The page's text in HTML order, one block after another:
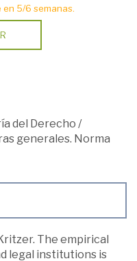
en 5/6 semanas.
del Derecho /
generales. Norma
The empirical
legal institutions is